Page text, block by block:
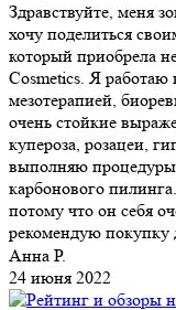
Здравствуйте, меня
хочу поделиться
который приобрела
Cosmetics. Я работаю
мезотерапией,
очень стойкие
купероза, розацеи,
выполняю процедуры
карбонового
потому что он себя
рекомендую покупку
Анна Р.
24 июня 2022